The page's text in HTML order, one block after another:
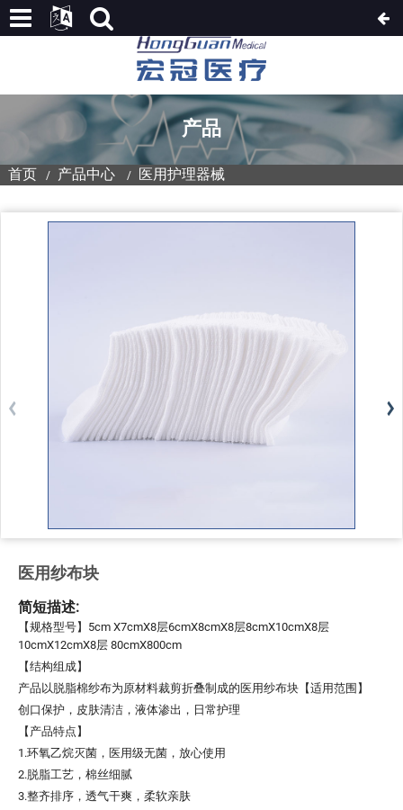
产品
首页 产品中心 医用护理器械
医用纱布块
简短描述:
【规格型号】5cm X7cmX8层6cmX8cmX8层8cmX10cmX8层
10cmX12cmX8层 80cmX800cm
【结构组成】
产品以脱脂棉纱布为原材料裁剪折叠制成的医用纱布块【适用范围】
创口保护，皮肤清洁，液体渗出，日常护理
【产品特点】
1.环氧乙烷灭菌，医用级无菌，放心使用
2.脱脂工艺，棉丝细腻
3.整齐排序，透气干爽，柔软亲肤